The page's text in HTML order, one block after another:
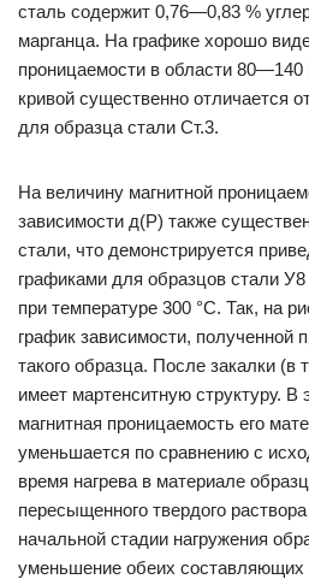
сталь содержит 0,76—0,83 %
марганца. На графике хорошо
проницаемости в области
кривой существенно отличается
для образца стали Ст.3.
На величину магнитной
зависимости д(Р) также
стали, что демонстрируется
графиками для образцов стали У8
при температуре 300 °С. Так, на
график зависимости, полученной
такого образца. После закалки (в
имеет мартенситную структуру. В
магнитная проницаемость его
уменьшается по сравнению с
время нагрева в материале
пересыщенного твердого
начальной стадии нагружения
уменьшение обеих составляющих